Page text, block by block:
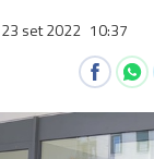
23 set 2022 10:37